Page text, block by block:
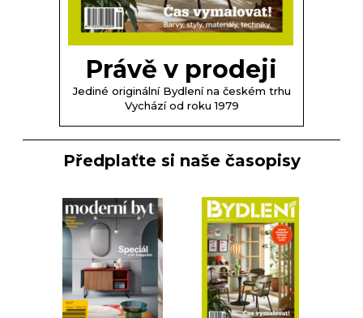
Právě v prodeji
Jediné originální Bydlení na českém trhu
Vychází od roku 1979
Předplaťte si naše časopisy